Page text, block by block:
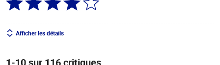
Afficher les détails